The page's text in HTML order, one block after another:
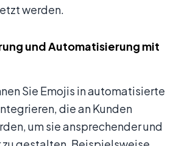
werden.
und Automatisierung mit
Sie Emojis in automatisierte
die an Kunden
um sie ansprechender und